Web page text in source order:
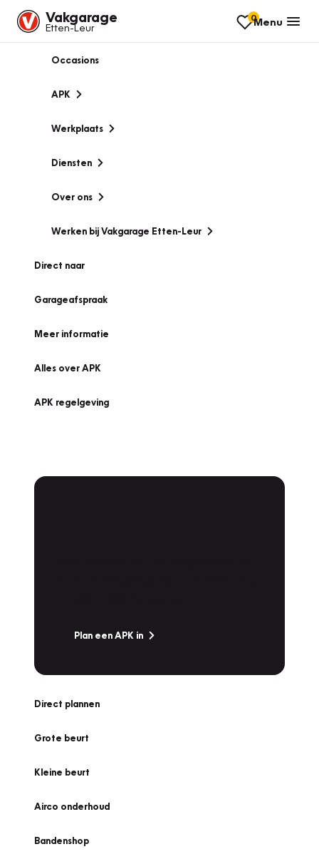
Vakgarage
Etten-Leur
0Menu
Occasions
APK
Werkplaats
Diensten
Over ons
Werken bij Vakgarage Etten-Leur
Direct naar
Garageafspraak
Meer informatie
Alles over APK
APK regelgeving
Plan een APK in
Direct plannen
Grote beurt
Kleine beurt
Airco onderhoud
Bandenshop